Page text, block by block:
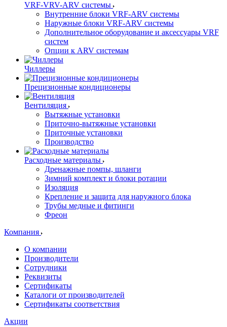
VRF-VRV-ARV системы
Внутренние блоки VRF-ARV системы
Наружные блоки VRF-ARV системы
Дополнительное оборудование и аксессуары VRF
систем
Опции к ARV системам
Чиллеры
Прецизионные кондиционеры
Вентиляция
Вытяжные установки
Приточно-вытяжные установки
Приточные установки
Производство
Расходные материалы
Дренажные помпы, шланги
Зимний комплект и блоки ротации
Изоляция
Крепление и защита для наружного блока
Трубы медные и фитинги
Фреон
Компания
О компании
Производители
Сотрудники
Реквизиты
Сертификаты
Каталоги от производителей
Сертификаты соответствия
Акции